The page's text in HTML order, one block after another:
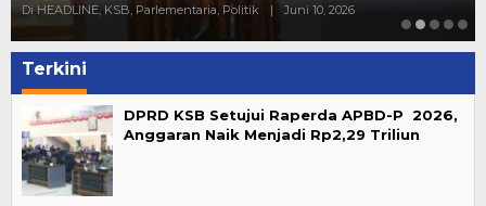
Di HEADLINE, KSB, Parlementaria, Politik | Juni 10, 2026
Terkini
DPRD KSB Setujui Raperda APBD-P 2026,
Anggaran Naik Menjadi Rp2,29 Triliun